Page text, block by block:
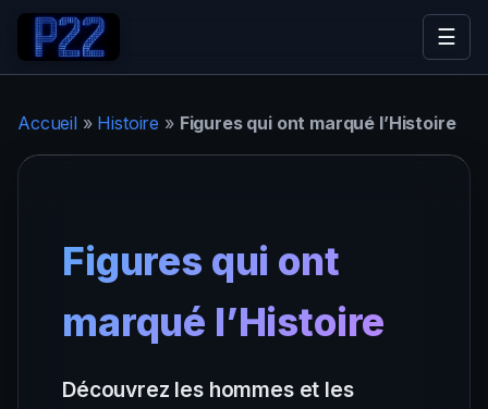
☰
Accueil» Histoire » Figures qui ont marqué l’Histoire
Figures qui ont
marqué l’Histoire
Découvrez les hommes et les